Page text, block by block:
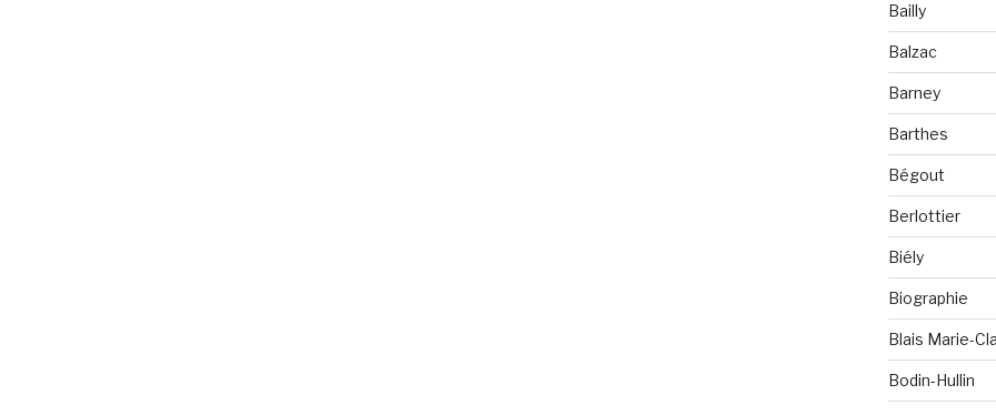
Bailly
Balzac
Barney
Barthes
Bégout
Berlottier
Biély
Biographie
Blais Marie-
Bodin-Hullin